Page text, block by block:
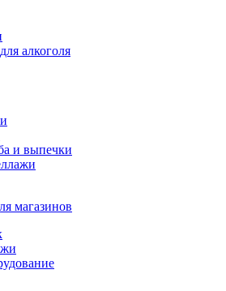
алкоголя
и выпечки
магазинов